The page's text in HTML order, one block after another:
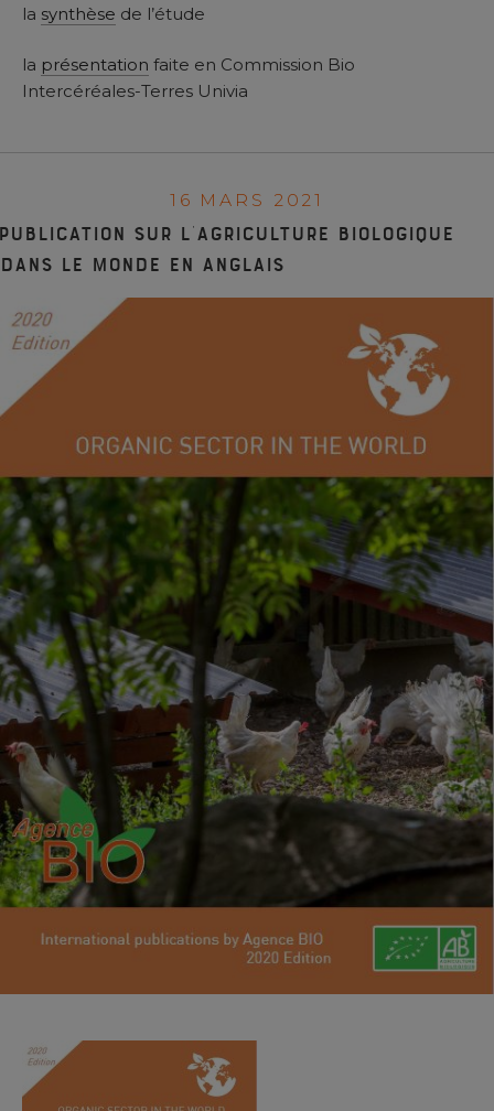
la synthèse de l’étude
la présentation faite en Commission Bio
Intercéréales-Terres Univia
16 MARS 2021
sur l’agriculture biologique
dans le monde en anglais